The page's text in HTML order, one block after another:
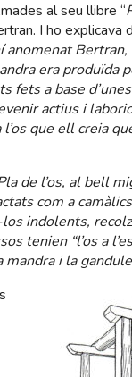
al seu llibre “
I ho explicava
Bertran,
era produïda
fets a base
actius i
que ell creia
de l’os, al bell
com a
indolents,
tenien “l’os a
mandra i la